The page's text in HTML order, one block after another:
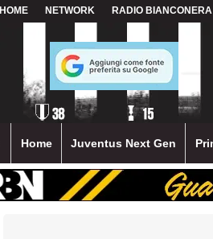
HOME NETWORK RADIO BIANCONERA
Home Juventus Next Gen